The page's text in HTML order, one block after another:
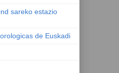
sareko estazio
de Euskadi